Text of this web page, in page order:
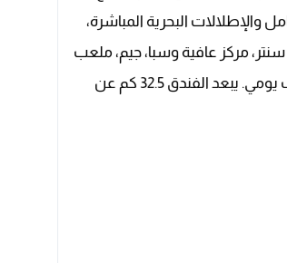
والإطلالات البحرية المباشرة،
مركز عافية وسبا، جيم، ملعب
تنس، ملعب أطفال، انترنت مجاني، مكتب لتخطيط الجولات السياحية، تنظيف يومي. يبعد الفندق 32.5 كم عن